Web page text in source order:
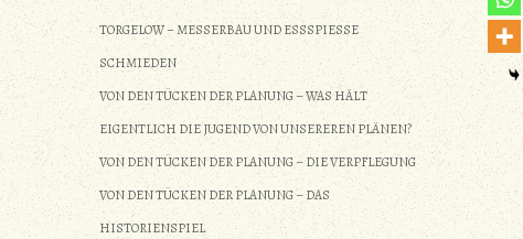
TORGELOW – MESSERBAU UND ESSSPIESSE S
CHMIEDEN
VON DEN TÜCKEN DER PLANUNG – WAS HÄLT
EIGENTLICH DIE JUGEND VON UNSEREREN PLÄNEN?
VON DEN TÜCKEN DER PLANUNG – DIE VERPFLEGUNG
VON DEN TÜCKEN DER PLANUNG – DAS
HISTORIENSPIEL